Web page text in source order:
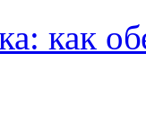
как